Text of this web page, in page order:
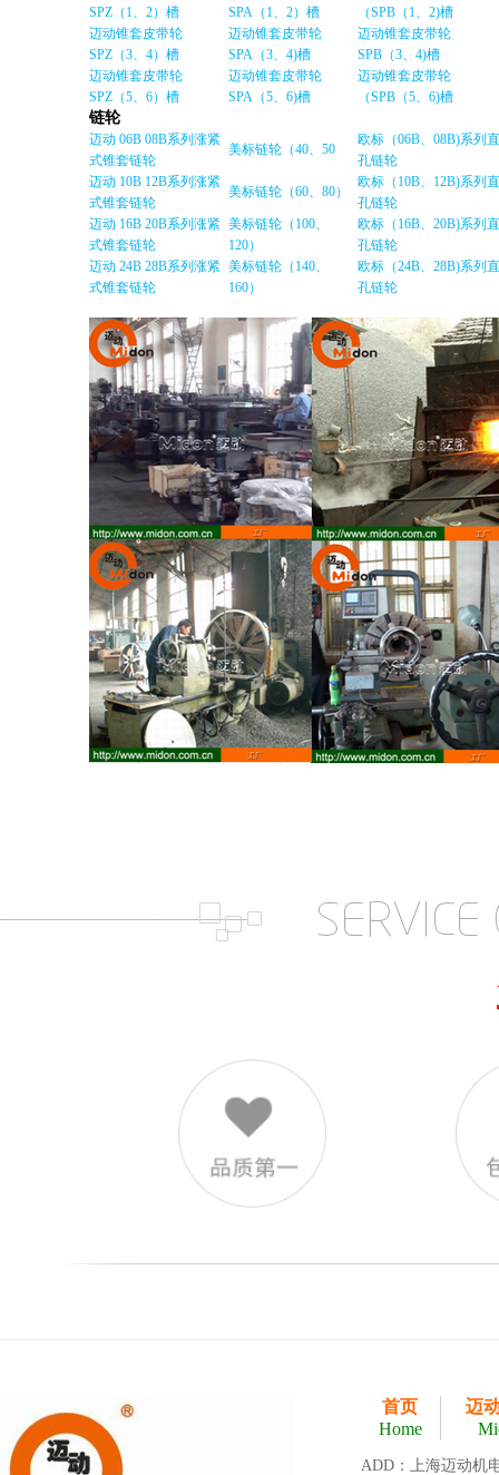
SPZ（1、2）槽
SPA（1、2）槽
（SPB（1、2)槽
迈动锥套皮带轮
SPZ（3、4）槽
迈动锥套皮带轮
SPA（3、4)槽
迈动锥套皮带轮
SPB（3、4)槽
迈动锥套皮带轮
SPZ（5、6）槽
迈动锥套皮带轮
SPA（5、6)槽
迈动锥套皮带轮
（SPB（5、6)槽
链轮
迈动 06B 08B系列涨紧
式锥套链轮
美标链轮（40、50
欧标（06B、08B)系列直
孔链轮
迈动 10B 12B系列涨紧
式锥套链轮
美标链轮（60、80）
欧标（10B、12B)系列直
孔链轮
迈动 16B 20B系列涨紧
式锥套链轮
美标链轮（100、
120）
欧标（16B、20B)系列直
孔链轮
迈动 24B 28B系列涨紧
式锥套链轮
美标链轮（140、
160）
欧标（24B、28B)系列直
孔链轮
首页
Home
迈
ADD：上海迈动机